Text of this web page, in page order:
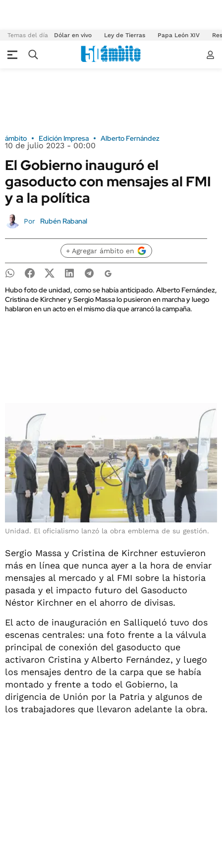
Temas del día Dólar en vivo Ley de Tierras Papa León XIV
ámbito Edición Impresa Alberto Fernández
10 de julio 2023 - 00:00
El Gobierno inauguró el
gasoducto con mensajes al FMI
y a la política
Por Rubén Rabanal
+ Agregar ámbito en
Hubo foto de unidad, como se había anticipado. Alberto Fernández,
Cristina de Kirchner y Sergio Massa lo pusieron en marcha y luego
hablaron en un acto en el mismo día que arrancó la campaña.
Unidad. El oficialismo lanzó la obra emblema de su gestión.
Sergio Massa y Cristina de Kirchner estuvieron
más en línea que nunca ayer a la hora de enviar
mensajes al mercado y al FMI sobre la historia
pasada y el impacto futuro del Gasoducto
Néstor Kirchner en el ahorro de divisas.
El acto de inauguración en Salliqueló tuvo dos
escenas centrales: una foto frente a la válvula
principal de conexión del gasoducto que
activaron Cristina y Alberto Fernández, y luego
los mensajes dentro de la carpa que se había
montado y frente a todo el Gobierno, la
dirigencia de Unión por la Patria y algunos de
los trabajadores que llevaron adelante la obra.